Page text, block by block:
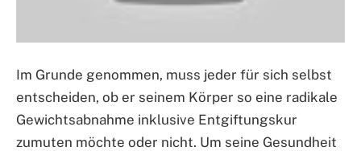
Im Grunde genommen, muss jeder für sich selbst
entscheiden, ob er seinem Körper so eine radikale
Gewichtsabnahme inklusive Entgiftungskur
zumuten möchte oder nicht. Um seine Gesundheit